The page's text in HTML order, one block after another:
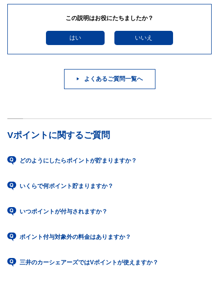
この説明はお役にたちましたか？
はい いいえ
よくあるご質問一覧へ
Vポイントに関するご質問
どのようにしたらポイントが貯まりますか？
いくらで何ポイント貯まりますか？
いつポイントが付与されますか？
ポイント付与対象外の料金はありますか？
三井のカーシェアーズではVポイントが使えますか？